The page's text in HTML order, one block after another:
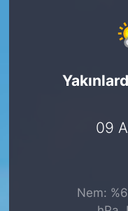
09
Nem:
SARIYER